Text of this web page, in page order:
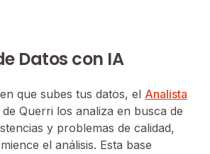
Datos con IA
que subes tus datos, el Analista
de Querri los analiza en busca de
y problemas de calidad,
el análisis. Esta base